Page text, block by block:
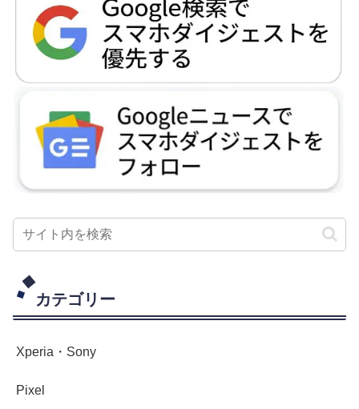
カテゴリー
Xperia・Sony
Pixel